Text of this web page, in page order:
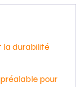
la durabilité
pour